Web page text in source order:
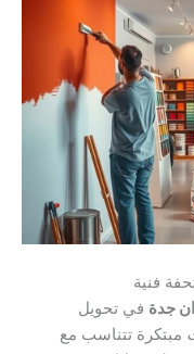
فنية
جدة في تحويل
مبتكرة تتناسب مع